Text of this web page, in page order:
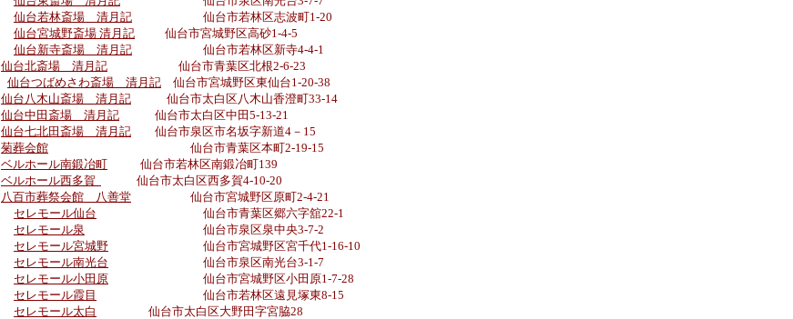
仙台若林斎場 清月記 仙台市若林区志波町1-20
仙台宮城野斎場 清月記 仙台市宮城野区高砂1-4-5
仙台新寺斎場 清月記 仙台市若林区新寺4-4-1
仙台北斎場 清月 記 仙台市青葉区北根2-6-23
仙台つばめさわ斎場 清月 記 仙台市宮城野区東仙台1-20-38
仙台八木山斎場 清月記 仙台市太白区八木山香澄町33-14
仙台中田斎場 清月記 仙台市太白区中田5-13-21
仙台七北田斎場 清月記 仙台市泉区市名坂字新道4－15
菊葬会館 仙台市青葉区本町2-19-15
ベルホール南鍛冶町 仙台市若林区南鍛冶町139
ベルホール西多賀
仙台市太白区西多賀4-10-20
八百市葬祭会館 八善堂 仙台市宮城野区原町2-4-21
セレモール仙台 仙台市青葉区郷六字舘22-1
セレモール泉 仙台市泉区泉中央3-7-2
セレモール宮城野 仙台市宮城野区宮千代1-16-10
セレモール南光台 仙台市泉区南光台3-1-7
セレモール小田原 仙台市宮城野区小田原1-7-28
セレモール霞目
仙台市若林区遠見塚東8-15
セレモール太白
仙台市太白区大野田字宮脇28